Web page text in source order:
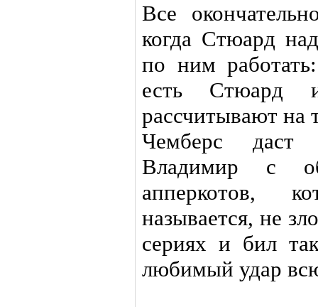
Все
когда Стюард
по ним
есть Стюард
рассчитывают на
Чемберс даст
Владимир с
апперкотов,
называется, не
сериях и бил
любимый удар